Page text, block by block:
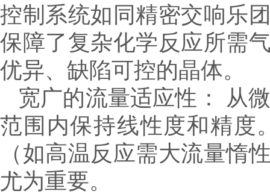
控制系统如同精密交响乐
保障了复杂化学反应所需
优异、缺陷可控的晶体。
宽广的流量适应性： 从
范围内保持线性度和精度
（如高温反应需大流量惰
尤为重要。